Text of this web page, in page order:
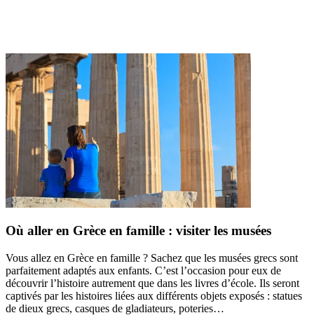
Où aller en Grèce en famille : visiter les musées
Vous allez en Grèce en famille ? Sachez que les musées grecs sont
parfaitement adaptés aux enfants. C’est l’occasion pour eux de
découvrir l’histoire autrement que dans les livres d’école. Ils seront
captivés par les histoires liées aux différents objets exposés : statues
de dieux grecs, casques de gladiateurs, poteries…